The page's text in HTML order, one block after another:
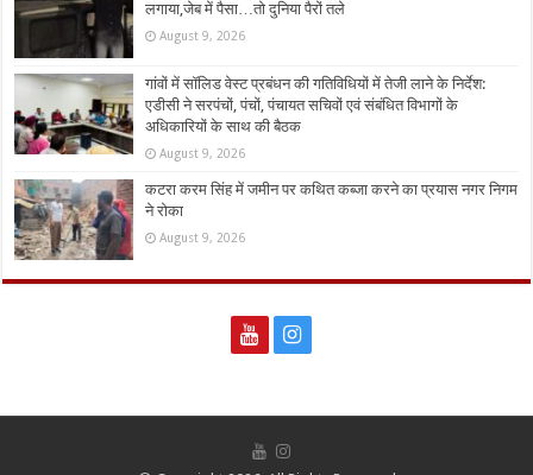
लगाया,जेब में पैसा…तो दुनिया पैरों तले
August 9, 2026
गांवों में सॉलिड वेस्ट प्रबंधन की गतिविधियों में तेजी लाने के निर्देश:
एडीसी ने सरपंचों, पंचों, पंचायत सचिवों एवं संबंधित विभागों के
अधिकारियों के साथ की बैठक
August 9, 2026
कटरा करम सिंह में जमीन पर कथित कब्जा करने का प्रयास नगर निगम
ने रोका
August 9, 2026